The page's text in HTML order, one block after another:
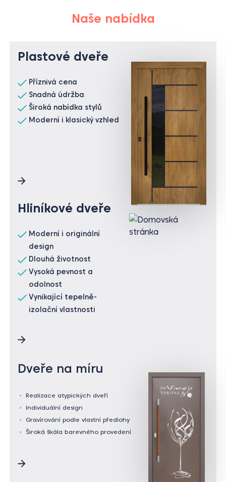
Naše nabídka
Plastové dveře
Příznivá cena
Snadná údržba
Široká nabídka stylů
Moderní i klasický vzhled
Hliníkové dveře
Moderní i originální
design
Dlouhá životnost
Vysoká pevnost a
odolnost
Vynikající tepelně-
izolační vlastnosti
Dveře na míru
Realizace atypických dveří
Individuální design
Gravírování podle vlastní předlohy
Široká škála barevného provedení